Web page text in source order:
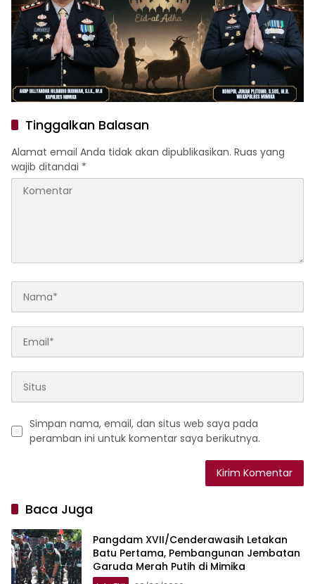
Tinggalkan Balasan
Alamat email Anda tidak akan dipublikasikan. Ruas yang
wajib ditandai *
Simpan nama, email, dan situs web saya pada
peramban ini untuk komentar saya berikutnya.
Baca Juga
Pangdam XVII/Cenderawasih Letakan
Batu Pertama, Pembangunan Jembatan
Garuda Merah Putih di Mimika